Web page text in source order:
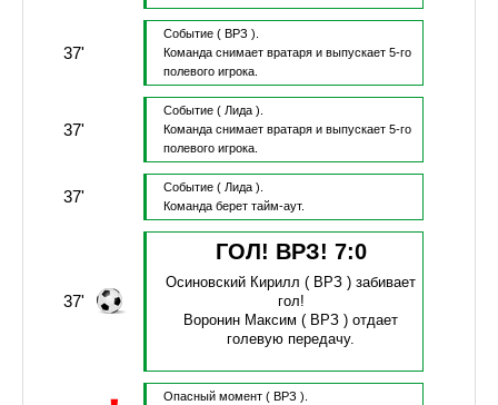
37'
Событие ( ВРЗ ).
Команда снимает вратаря и выпускает 5-го
полевого игрока.
37'
Событие ( Лида ).
Команда снимает вратаря и выпускает 5-го
полевого игрока.
37' Событие ( Лида ).
Команда берет тайм-аут.
37'
ГОЛ! ВРЗ! 7:0
Осиновский Кирилл ( ВРЗ )забивает
гол!
Воронин Максим ( ВРЗ )отдает
голевую передачу.
Опасный момент ( ВРЗ ).